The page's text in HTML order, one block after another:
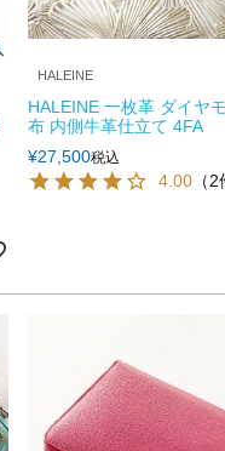
HALEINE
HALEINE 一枚革 ダイヤ
布 内側牛革仕立て 4FA
¥27,500税込
4.00 （2